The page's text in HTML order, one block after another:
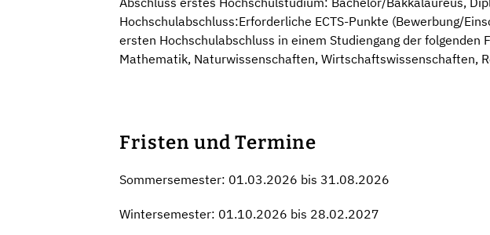
Hochschulabschluss:Erforderliche ECTS-Punkte (Bewerbung/
ersten Hochschulabschluss in einem Studiengang der
Mathematik, Naturwissenschaften, Wirtschaftswissenschaften,
Fristen und Termine
Sommersemester: 01.03.2026 bis 31.08.2026
Wintersemester: 01.10.2026 bis 28.02.2027